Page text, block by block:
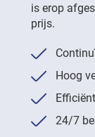
is erop
prijs.
Hoog
24/7